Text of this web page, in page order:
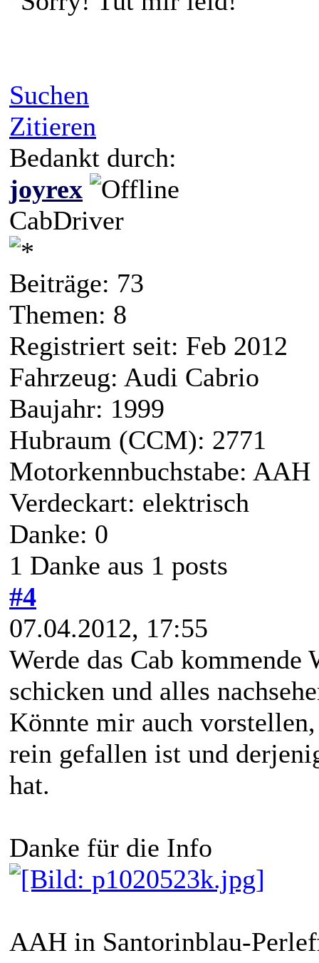
Suchen
Zitieren
Bedankt durch:
joyrex
CabDriver
Beiträge: 73
Themen: 8
Registriert seit: Feb 2012
Fahrzeug: Audi Cabrio
Baujahr: 1999
Hubraum (CCM): 2771
Motorkennbuchstabe: AAH
Verdeckart: elektrisch
Danke: 0
1 Danke aus 1 posts
#4
07.04.2012, 17:55
Werde das Cab
schicken und alles
Könnte mir auch
rein gefallen ist und
hat.
Danke für die Info
AAH in Santorinblau-